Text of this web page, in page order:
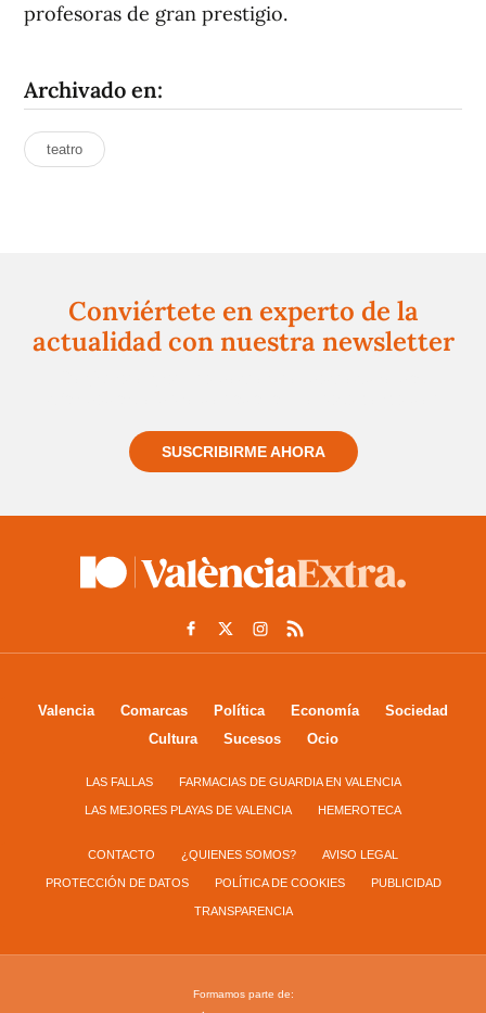
profesoras de gran prestigio.
Archivado en:
teatro
Conviértete en experto de la
actualidad con nuestra newsletter
SUSCRIBIRME AHORA
Valencia Comarcas Política Economía
Sociedad
Cultura
Sucesos Ocio
LAS FALLAS FARMACIAS DE GUARDIA EN VALENCIA
LAS MEJORES PLAYAS DE VALENCIA HEMEROTECA
CONTACTO ¿QUIENES SOMOS? AVISO LEGAL
PROTECCIÓN DE DATOS POLÍTICA DE COOKIES PUBLICIDAD
TRANSPARENCIA
Formamos parte de: